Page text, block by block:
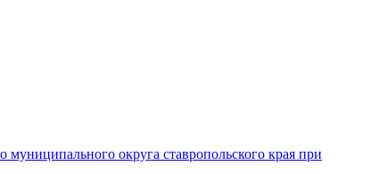
округа ставропольского края при